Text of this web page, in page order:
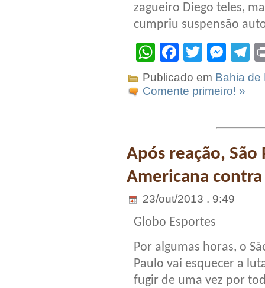
zagueiro Diego teles,
cumpriu suspensão
WhatsApp
Facebook
Twitter
Publicado em Bahia de
Comente primeiro! »
Após reação, São
Americana
23/out/2013 . 9:49
Globo Esportes
Por algumas horas, o
Paulo vai esquecer a
fugir de uma vez por